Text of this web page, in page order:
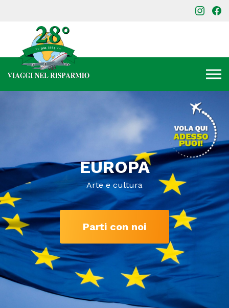
EUROPA
Arte e cultura
Parti con noi